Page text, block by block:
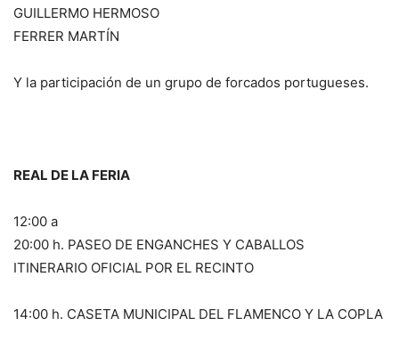
GUILLERMO HERMOSO
FERRER MARTÍN
Y la participación de un grupo de forcados portugueses.
REAL DE LA FERIA
12:00 a
20:00 h. PASEO DE ENGANCHES Y CABALLOS
ITINERARIO OFICIAL POR EL RECINTO
14:00 h. CASETA MUNICIPAL DEL FLAMENCO Y LA COPLA